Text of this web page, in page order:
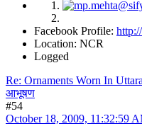
Facebook Profile:
Location: NCR
Logged
Re: Ornaments Worn In
आभूषण
#54
October 18, 2009, 11:32:59